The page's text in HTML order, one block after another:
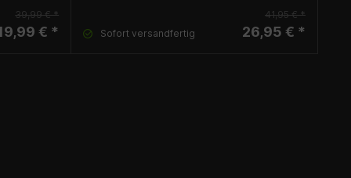
39,99 € *
€ * Sofort versandfertig
41,95 € *
26,95 € *